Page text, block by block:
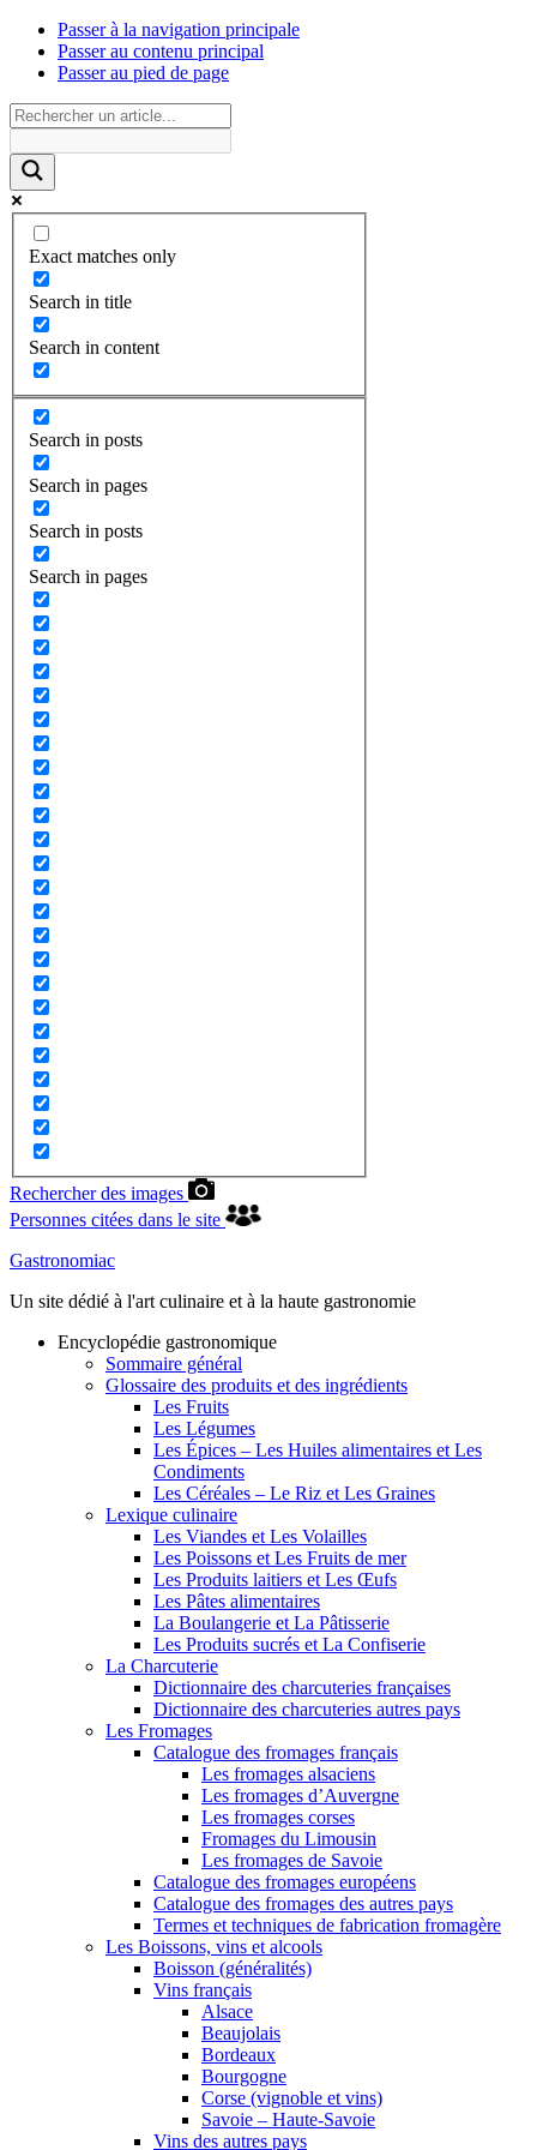
Passer à la navigation principale
Passer au contenu principal
Passer au pied de page
Exact matches only
Search in title
Search in content
Search in posts
Search in pages
Search in posts
Search in pages
Rechercher des images
Personnes citées dans le site
Gastronomiac
Un site dédié à l'art culinaire et à la haute gastronomie
Encyclopédie gastronomique
Sommaire général
Glossaire des produits et des ingrédients
Les Fruits
Les Légumes
Les Épices – Les Huiles alimentaires et Les
Condiments
Les Céréales – Le Riz et Les Graines
Lexique culinaire
Les Viandes et Les Volailles
Les Poissons et Les Fruits de mer
Les Produits laitiers et Les Œufs
Les Pâtes alimentaires
La Boulangerie et La Pâtisserie
Les Produits sucrés et La Confiserie
La Charcuterie
Dictionnaire des charcuteries françaises
Dictionnaire des charcuteries autres pays
Les Fromages
Catalogue des fromages français
Les fromages alsaciens
Les fromages d’Auvergne
Les fromages corses
Fromages du Limousin
Les fromages de Savoie
Catalogue des fromages européens
Catalogue des fromages des autres pays
Termes et techniques de fabrication fromagère
Les Boissons, vins et alcools
Boisson (généralités)
Vins français
Alsace
Beaujolais
Bordeaux
Bourgogne
Corse (vignoble et vins)
Savoie – Haute-Savoie
Vins des autres pays